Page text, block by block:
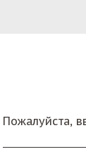
Пожалуйста,